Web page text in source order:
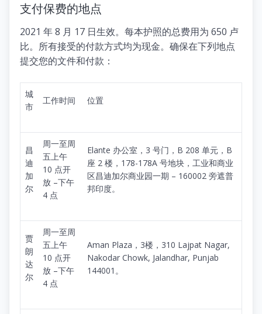
支付保费的地点
2021 年 8 月 17 日生效。每本护照的总费用为 650 卢
比。所有接受的付款方式均为现金。确保在下列地点
提交您的文件和付款：
城
市
工作时间 位置
昌
迪
加
尔
周一至周
五上午
10 点开
放 –下午
4 点
Elante 办公室，3 号门，B 208 单元，B
座 2 楼，178-178A 号地块，工业和商业
区昌迪加尔商业园一期 – 160002 旁遮普
邦印度。
贾
朗
达
尔
周一至周
五上午
10 点开
放 –下午
4 点
Aman Plaza，3楼，310 Lajpat Nagar,
Nakodar Chowk, Jalandhar, Punjab
144001。